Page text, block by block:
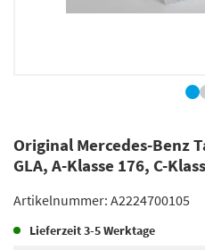
Original Mercedes-Benz
GLA, A-Klasse 176, C-
Artikelnummer: A2224700105
Lieferzeit3-5 Werktage